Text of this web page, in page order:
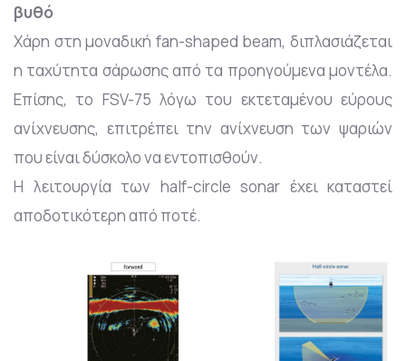
βυθό
Χάρη στη μοναδική fan-shaped beam, διπλασιάζεται
η ταχύτητα σάρωσης από τα προηγούμενα μοντέλα.
Επίσης, το FSV-75 λόγω του εκτεταμένου εύρους
ανίχνευσης, επιτρέπει την ανίχνευση των ψαριών
που είναι δύσκολο να εντοπισθούν.
Η λειτουργία των half-circle sonar έχει καταστεί
αποδοτικότερη από ποτέ.